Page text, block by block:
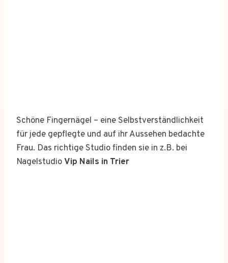
Schöne Fingernägel – eine Selbstverständlichkeit
für jede gepflegte und auf ihr Aussehen bedachte
Frau. Das richtige Studio finden sie in z.B. bei
NagelstudioVip Nails in Trier